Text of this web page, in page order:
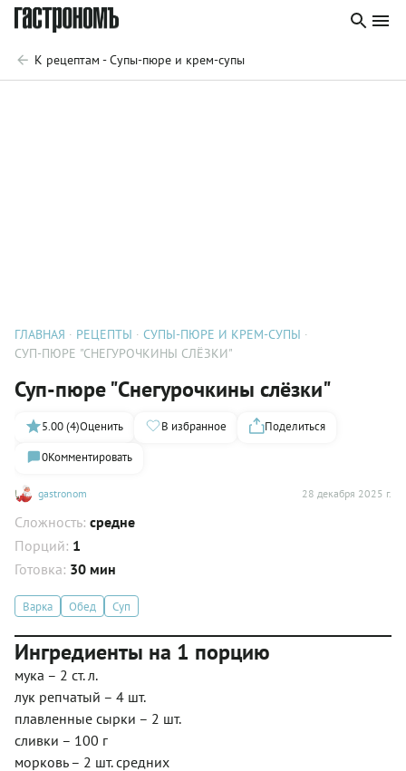
К рецептам - Супы-пюре и крем-супы
ГЛАВНАЯ РЕЦЕПТЫ
СУПЫ-ПЮРЕ И КРЕМ-СУПЫ
СУП-ПЮРЕ "СНЕГУРОЧКИНЫ СЛЁЗКИ"
Суп-пюре "Снегурочкины слёзки"
gastronom 28 декабря 2025 г.
5.00 (4)Оценить В избранное
Поделиться
0Комментировать
Сложность: средне
Порций: 1
Готовка: 30 мин
Варка Обед Суп
Ингредиенты на 1 порцию
мука – 2 ст. л.
лук репчатый – 4 шт.
плавленные сырки – 2 шт.
сливки – 100 г
морковь – 2 шт. средних